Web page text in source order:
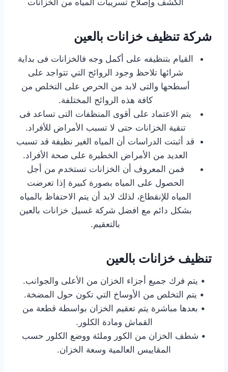
شركة تنظيف خزانات بالعين
القيام بتنظيفه على أكمل وجه فالخزانات فى بداية
شرائها تلاحظ وجود الروائح التي تتواجد على
أسطحها والتى لابد من الحرص على التخلص من
كافة هذه الروائح المختلفة.
يتم الاعتماد على أقوى المنظفات التى تساعد فى
تنقية الخزانات حتى لا تسبب الأمراض للأفراد.
قد أثبتت الدراسات أن المياه الغير نظيفة قد تسبب
العديد من الأمراض الخطيرة على صحة الأفراد.
فمن المعروف أن الخزانات تستخدم من أجل
الحصول على المياه بصورة كبيرة إذا تعرضت
المياه للإنقطاع، لذلك لابد أن يتم الاحتفاظ بالمياه
بشكل دائم مع افضل شركة غسيل خزانات بالعين
بالتعقيم.
تنظيف خزانات بالعين
• يتم فرك جميع أجزاء الخزان من الأعلى والجوانب.
• يتم التخلص من الأوساخ التي تكون حول المضخة.
• بعدها مباشرة يتم تعقيم الخزان بواسطة قطعة من
القماش ومادة الكلور.
• شطف الخزان من الكور وملئة ووضع الكلور حسب
المقاييس العالمية وسعة الخزان.